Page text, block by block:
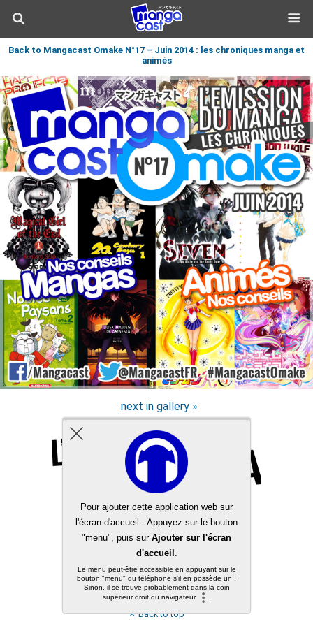
Back to Mangacast Omake N°17 – Juin 2014 : les chroniques manga et
animés
next in gallery »
Back to top